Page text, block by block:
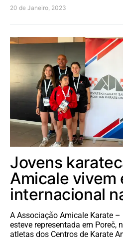
20 de Janeiro, 2023
Jovens
Amicale vivem
internacional
A Associação Amicale Karate
esteve representada em Poreč,
atletas dos Centros de Karate